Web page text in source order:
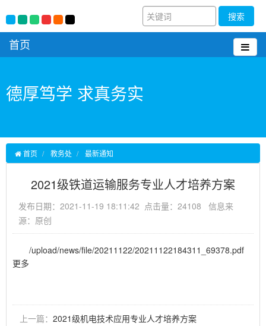
搜索
首页
德厚笃学 求真务实
首页 教务处 最新通知
2021级铁道运输服务专业人才培养方案
发布日期：2021-11-19 18:11:42 点击量：24108 信息来
源：原创
/upload/news/file/20211122/20211122184311_69378.pdf
更多
上一篇： 2021级机电技术应用专业人才培养方案